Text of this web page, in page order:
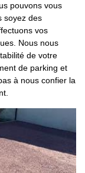
pouvons vous
soyez des
vos
Nous nous
de votre
de parking et
à nous confier la